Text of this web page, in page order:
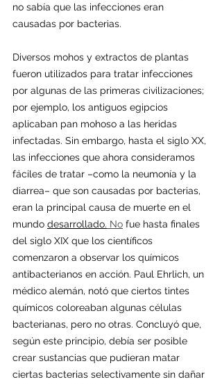
no sabía que las infecciones eran
causadas por bacterias.
Diversos mohos y extractos de plantas
fueron utilizados para tratar infecciones
por algunas de las primeras civilizaciones;
por ejemplo, los antiguos egipcios
aplicaban pan mohoso a las heridas
infectadas. Sin embargo, hasta el siglo XX,
las infecciones que ahora consideramos
fáciles de tratar –como la neumonía y la
diarrea– que son causadas por bacterias,
eran la principal causa de muerte en el
mundo desarrollado. No fue hasta finales
del siglo XIX que los científicos
comenzaron a observar los químicos
antibacterianos en acción. Paul Ehrlich, un
médico alemán, notó que ciertos tintes
químicos coloreaban algunas células
bacterianas, pero no otras. Concluyó que,
según este principio, debía ser posible
crear sustancias que pudieran matar
ciertas bacterias selectivamente sin dañar